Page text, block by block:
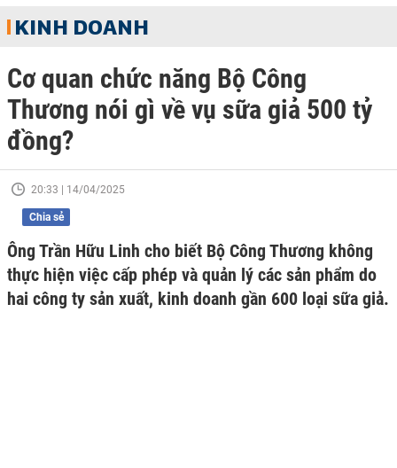
KINH DOANH
Cơ quan chức năng Bộ Công
Thương nói gì về vụ sữa giả 500 tỷ
đồng?
20:33 | 14/04/2025
Chia sẻ
Ông Trần Hữu Linh cho biết Bộ Công Thương không
thực hiện việc cấp phép và quản lý các sản phẩm do
hai công ty sản xuất, kinh doanh gần 600 loại sữa giả.